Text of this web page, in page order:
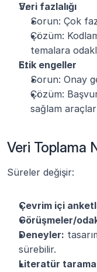
Veri fazlalığı
Sorun: Çok
Çözüm:
temalara
Etik engeller
Sorun: Onay
Çözüm:
sağlam
Veri Toplama
Süreler değişir:
Çevrim içi
Görüşmeler/
Deneyler:
sürebilir.
Literatür